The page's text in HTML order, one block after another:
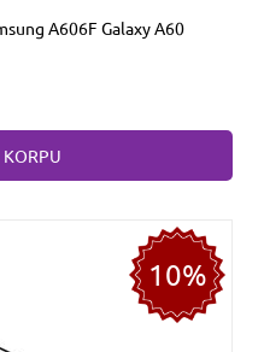
A606F Galaxy A60
10%